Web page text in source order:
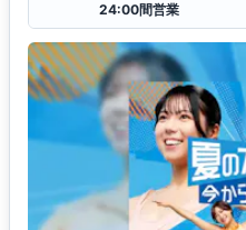
24:00間営業